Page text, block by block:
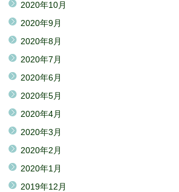
2020年10月
2020年9月
2020年8月
2020年7月
2020年6月
2020年5月
2020年4月
2020年3月
2020年2月
2020年1月
2019年12月